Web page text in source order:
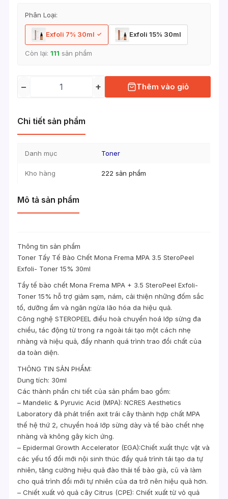
Phân Loại:
Exfoli 7% 30ml Exfoli 15% 30ml
Còn lại:111 sản phẩm
− + Thêm vào giỏ
Chi tiết sản phẩm
Danh mục Toner
Kho hàng 222 sản phẩm
Mô tả sản phẩm
Thông tin sản phẩm
Toner Tấy Tế Bào Chết Mona Frema MPA 3.5 SteroPeel
Exfoli- Toner 15% 30ml
Tẩy tế bào chết Mona Frema MPA + 3.5 SteroPeel Exfoli-
Toner 15% hỗ trợ giảm sạm, nám, cải thiện những đốm sắc
tố, dưỡng ẩm và ngăn ngừa lão hóa da hiệu quả.
Công nghệ STEROPEEL điều hoà chuyển hoá lớp sừng đa
chiều, tác động từ trong ra ngoài tái tạo một cách nhẹ
nhàng và hiệu quả, đẩy nhanh quá trình trao đổi chất của
da toàn diện.
THÔNG TIN SẢN PHẨM:
Dung tích: 30ml
Các thành phần chi tiết của sản phẩm bao gồm:
– Mandelic & Pyruvic Acid (MPA): NCRES Aesthetics
Laboratory đã phát triển axit trái cây thành hợp chất MPA
thế hệ thứ 2, chuyển hoá lớp sừng dày và tế bào chết nhẹ
nhàng và không gây kích ứng.
– Epidermal Growth Accelerator (EGA):Chiết xuất thực vật và
các yếu tố đổi mới nội sinh thúc đẩy quá trình tái tạo da tự
nhiên, tăng cường hiệu quả đào thải tế bào già, cũ và làm
cho quá trình đổi mới tự nhiên của da trở nên hiệu quả hơn.
– Chiết xuất vỏ quả cây Citrus (CPE): Chiết xuất từ vỏ quả